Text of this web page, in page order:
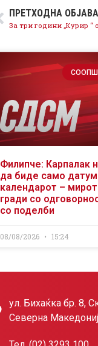
ПРЕТХОДНА ОБЈАВА
Филипче: Карпалак
да биде само
календарот –
гради со
со поделби
08/08/2026 15:24
ул. Бихаќка бр. 8,
Северна